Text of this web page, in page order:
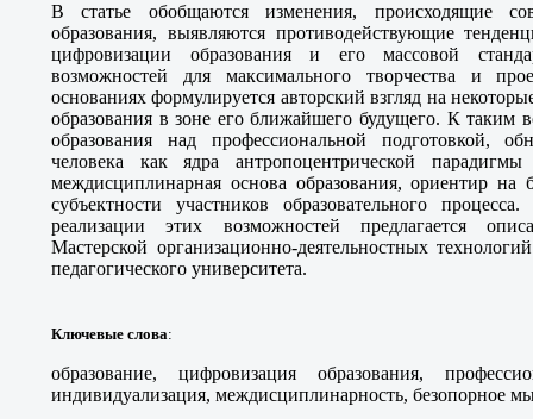
В статье обобщаются изменения, происходящие
образования, выявляются противодействующие
цифровизации образования и его массовой
возможностей для максимального творчества и
основаниях формулируется авторский взгляд на
образования в зоне его ближайшего будущего. К таким
образования над профессиональной подготовкой,
человека как ядра антропоцентрической
междисциплинарная основа образования, ориентир на
субъектности участников образовательного
реализации этих возможностей предлагается
Мастерской организационно-деятельностных
педагогического университета.
Ключевые слова:
образование, цифровизация образования,
индивидуализация, междисциплинарность, безопорное